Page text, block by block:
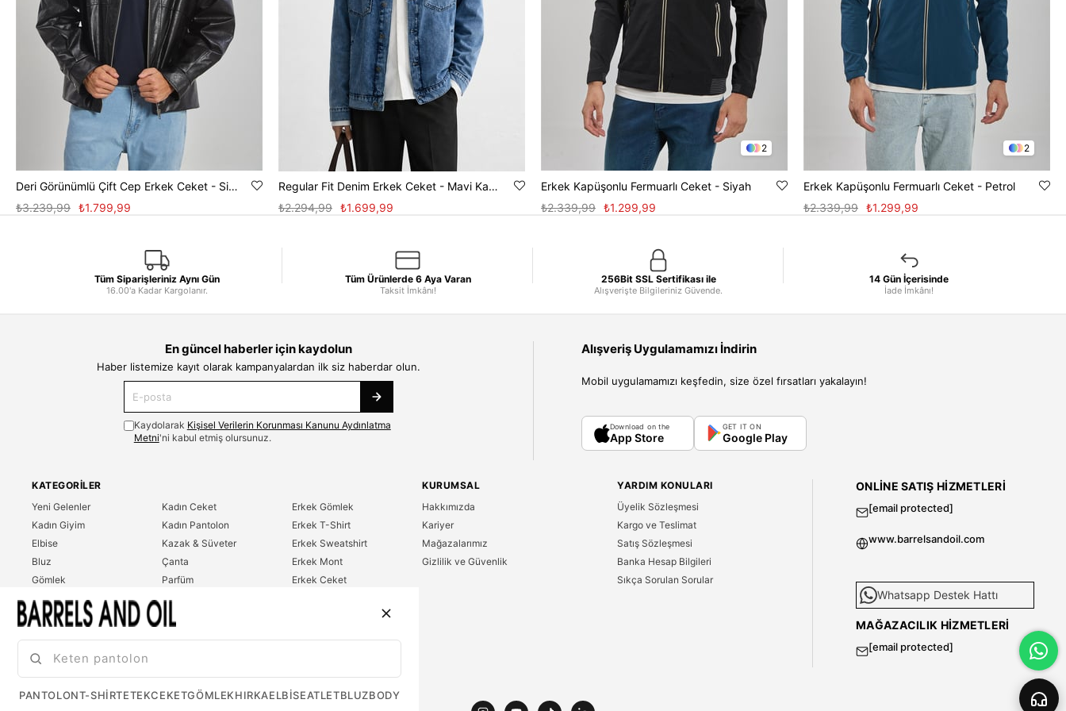
Deri Görünümlü Çift Cep Erkek Ceket - Siyah
₺1.799,99
₺3.239,99
Regular Fit Denim Erkek Ceket - Mavi Kar Y.
₺1.699,99
₺2.294,99
2
Erkek Kapüşonlu Fermuarlı Ceket - Siyah
₺1.299,99
₺2.339,99
2
Erkek Kapüşonlu Fermuarlı Ceket - Petrol
₺1.299,99
₺2.339,99
Tüm Siparişleriniz Aynı Gün
16.00'a Kadar Kargolanır.
Tüm Ürünlerde 6 Aya Varan
Taksit İmkânı!
256Bit SSL Sertifikası ile
Alışverişte Bilgileriniz Güvende.
14 Gün İçerisinde
İade İmkânı!
En güncel haberler için kaydolun
Haber listemize kayıt olarak kampanyalardan ilk siz haberdar olun.
Kaydolarak Kişisel Verilerin Korunması Kanunu Aydınlatma
Metni'ni kabul etmiş olursunuz.
Alışveriş Uygulamamızı İndirin
Mobil uygulamamızı keşfedin, size özel fırsatları yakalayın!
Download on the
App Store
GET IT ON
Google Play
KATEGORILER
Yeni Gelenler
Kadın Giyim
Elbise
Bluz
Gömlek
T-Shirt
Sweatshirt
Kadın Ceket
Kadın Pantolon
Kazak & Süveter
Çanta
Parfüm
Erkek Giyim
Erkek Gömlek
Erkek T-Shirt
Erkek Sweatshirt
Erkek Mont
Erkek Ceket
KURUMSAL
Hakkımızda
Kariyer
Mağazalarımız
Gizlilik ve Güvenlik
YARDIM KONULARI
Üyelik Sözleşmesi
Kargo ve Teslimat
Satış Sözleşmesi
Banka Hesap Bilgileri
Sıkça Sorulan Sorular
ONLINE SATIŞ HIZMETLERI
[email protected]
www.barrelsandoil.com
Whatsapp Destek Hattı
MAĞAZACILIK HIZMETLERI
[email protected]
PANTOLONT-SHIRTETEKCEKETGÖMLEKHIRKAELBISEATLETBLUZBODY